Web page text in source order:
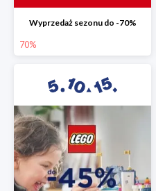
Wyprzedaż sezonu do -70%
70%